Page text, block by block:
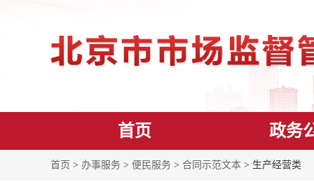
首页 政务
首页 > 办事服务 > 便民服务 > 合同示范文本 > 生产经营类